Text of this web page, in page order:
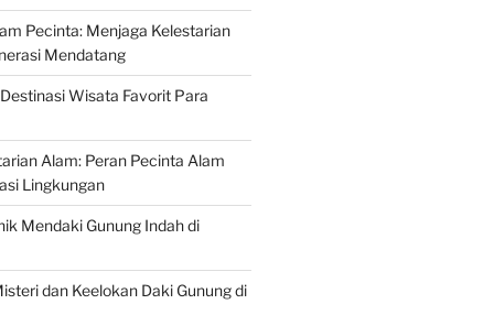
Pecinta: Menjaga Kelestarian
Mendatang
Wisata Favorit Para
Alam: Peran Pecinta Alam
Lingkungan
Mendaki Gunung Indah di
dan Keelokan Daki Gunung di